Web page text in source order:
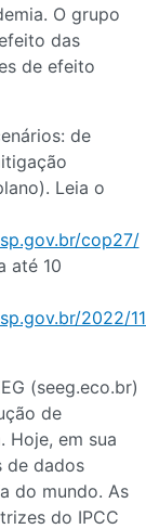
O grupo
das
de efeito
de
Leia o
cop27/
até 10
2022/
(seeg.eco.br)
de
Hoje, em sua
de dados
do mundo. As
do IPCC